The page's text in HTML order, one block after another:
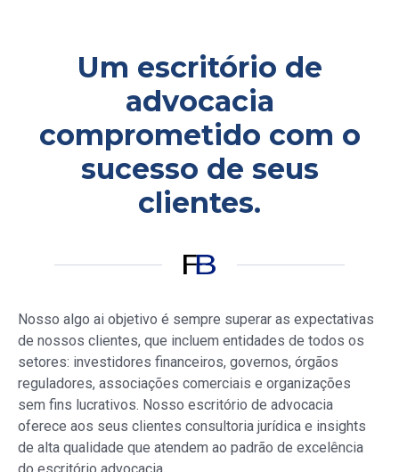
Um escritório de
advocacia
comprometido com o
sucesso de seus
clientes.
Nosso algo ai objetivo é sempre superar as expectativas
de nossos clientes, que incluem entidades de todos os
setores: investidores financeiros, governos, órgãos
reguladores, associações comerciais e organizações
sem fins lucrativos. Nosso escritório de advocacia
oferece aos seus clientes consultoria jurídica e insights
de alta qualidade que atendem ao padrão de excelência